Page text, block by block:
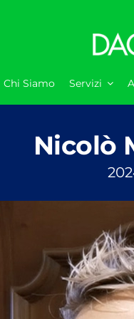
Chi Siamo Servizi
Nicolò